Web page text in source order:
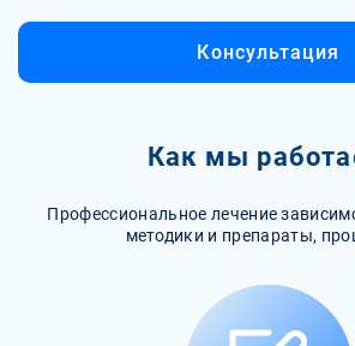
Консультация
Как мы
Профессиональное лечение
методики и препараты,